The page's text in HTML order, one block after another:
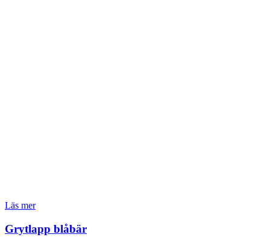
Läs mer
Grytlapp blåbär